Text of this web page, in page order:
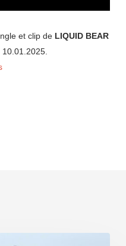
et clip de LIQUID BEAR